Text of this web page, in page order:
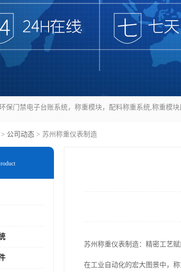
> 公司动态 > 苏州称重仪表制造
苏州称重仪表制造：精密工艺
在工业自动化的宏大图景中，